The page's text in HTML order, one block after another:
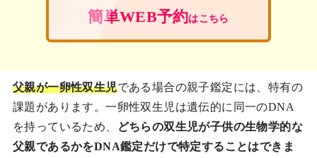
簡単WEB予約はこちら
父親が一卵性双生児である場合の親子鑑定には、特有の
課題があります。一卵性双生児は遺伝的に同一のDNA
を持っているため、
どちらの双生児が子供の生物学的な
父親であるかをDNA鑑定だけで特定することはできま